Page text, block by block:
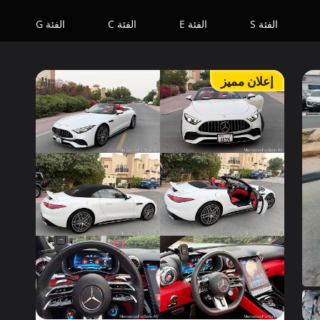
الفئة S الفئة E الفئة C الفئة G
إعلان مميز